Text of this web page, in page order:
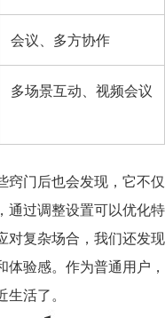
会议、多方协作
多场景互动、视频会议
窍门后也会发现，它不仅
通过调整设置可以优化特
对复杂场合，我们还发现
验感。作为普通用户，
活了。